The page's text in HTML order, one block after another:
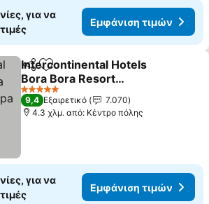
για να
Εμφάνιση τιμών
Κοινοποίηση
Προσθήκη στα αγαπημένα
Intercontinental Hotels
Bora Bora Resort
Thalasso Spa By Ihg
Εμφάνιση τιμών
5 Αστέρια
9,4 Εξαιρετικό
7.070
4.3 χλμ. από: Κέντρο πόλης
για να
Εμφάνιση τιμών